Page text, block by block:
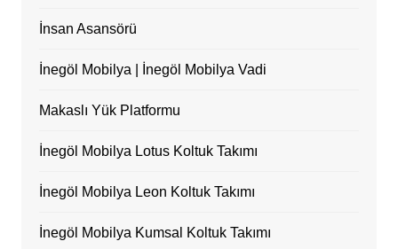
İnsan Asansörü
İnegöl Mobilya | İnegöl Mobilya Vadi
Makaslı Yük Platformu
İnegöl Mobilya Lotus Koltuk Takımı
İnegöl Mobilya Leon Koltuk Takımı
İnegöl Mobilya Kumsal Koltuk Takımı